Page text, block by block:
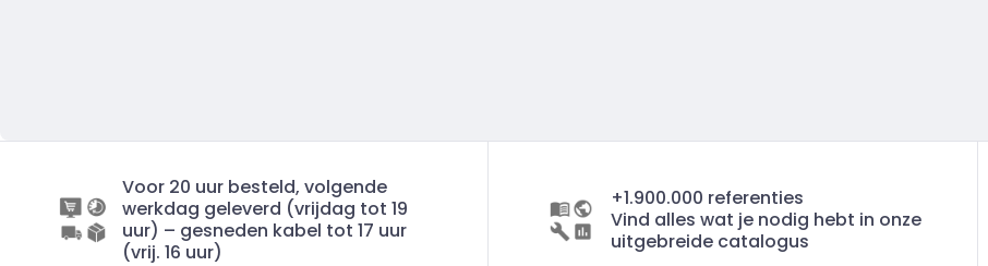
Voor 20 uur besteld, volgende
werkdag geleverd (vrijdag tot 19
uur) – gesneden kabel tot 17 uur
(vrij. 16 uur)
+1.900.000 referenties
Vind alles wat je nodig hebt in onze
uitgebreide catalogus